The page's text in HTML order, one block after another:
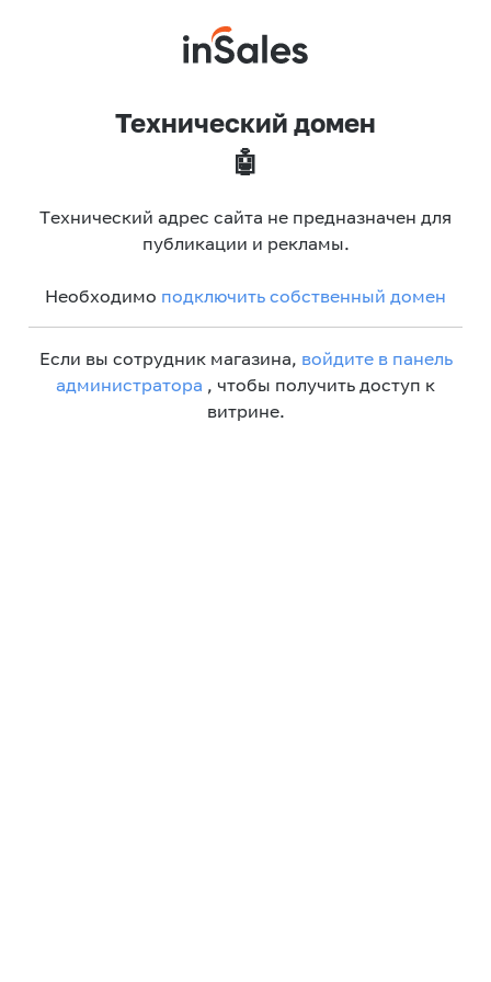
Технический домен
🤖
Технический адрес сайта не предназначен для
публикации и рекламы.
Необходимо подключить собственный домен
Если вы сотрудник магазина, войдите в панель
администратора , чтобы получить доступ к
витрине.